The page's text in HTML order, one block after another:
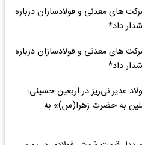
های معدنی و فولادسازان درباره
داد*
های معدنی و فولادسازان درباره
داد*
غدیر نی‌ریز در اربعین حسینی؛
به حضرت زهرا(س)» به